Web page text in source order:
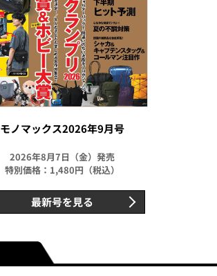
モノマックス2026年9月号
2026年8月7日（金）発売
特別価格：1,480円（税込）
最新号を見る